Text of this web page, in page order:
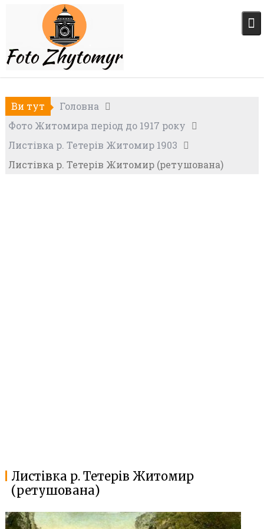
Ви тут
Головна
Фото Житомира період до 1917 року
Листівка р. Тетерів Житомир 1903
Листівка р. Тетерів Житомир (ретушована)
Листівка р. Тетерів Житомир
(ретушована)